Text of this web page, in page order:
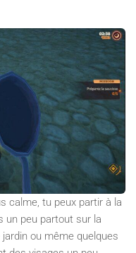
calme, tu peux partir à la
un peu partout sur la
ou même quelques